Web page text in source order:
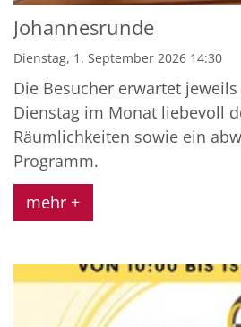
Johannesrunde
Dienstag, 1. September 2026 14:30
Die Besucher erwartet
Dienstag im Monat liebevoll
Räumlichkeiten sowie ein
Programm.
mehr +